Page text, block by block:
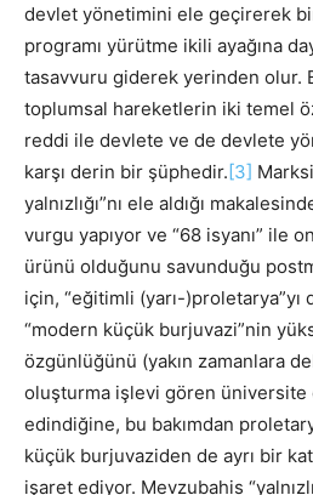
devlet yönetimini ele geçirerek
programı yürütme ikili ayağına
tasavvuru giderek yerinden olur.
toplumsal hareketlerin iki temel
reddi ile devlete ve de devlete
karşı derin bir şüphedir.[3]
yalnızlığı”nı ele aldığı
vurgu yapıyor ve “68 isyanı” ile
ürünü olduğunu savunduğu
için, “eğitimli (yarı-)proletarya”yı
“modern küçük burjuvazi”nin
özgünlüğünü (yakın zamanlara
oluşturma işlevi gören
edindiğine, bu bakımdan
küçük burjuvaziden de ayrı bir
işaret ediyor. Mevzubahis